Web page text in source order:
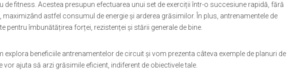
de fitness. Acestea presupun efectuarea unui set de exerciții într-o succesiune rapidă, fără
maximizând astfel consumul de energie și arderea grăsimilor. În plus, antrenamentele de
pentru îmbunătățirea forței, rezistenței și stării generale de bine.
explora beneficiile antrenamentelor de circuit și vom prezenta câteva exemple de planuri de
vor ajuta să arzi grăsimile eficient, indiferent de obiectivele tale.